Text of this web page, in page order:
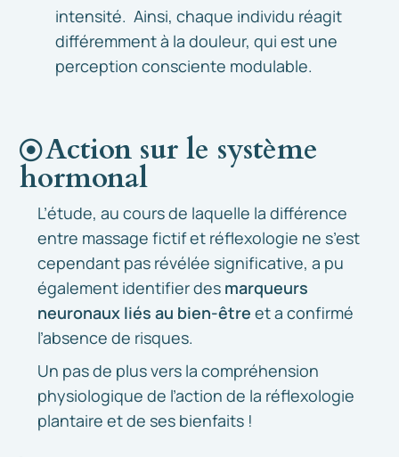
intensité. Ainsi, chaque individu réagit
différemment à la douleur, qui est une
perception consciente modulable.
Action sur le système
hormonal
L’étude, au cours de laquelle la différence
entre massage fictif et réflexologie ne s’est
cependant pas révélée significative, a pu
également identifier des marqueurs
neuronaux liés au bien-être et a confirmé
l’absence de risques.
Un pas de plus vers la compréhension
physiologique de l’action de la réflexologie
plantaire et de ses bienfaits !